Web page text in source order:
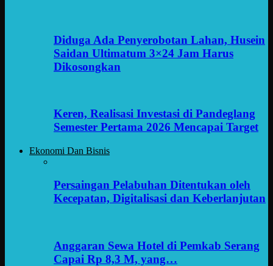
Diduga Ada Penyerobotan Lahan, Husein
Saidan Ultimatum 3×24 Jam Harus
Dikosongkan
Keren, Realisasi Investasi di Pandeglang
Semester Pertama 2026 Mencapai Target
Ekonomi Dan Bisnis
Persaingan Pelabuhan Ditentukan oleh
Kecepatan, Digitalisasi dan Keberlanjutan
Anggaran Sewa Hotel di Pemkab Serang
Capai Rp 8,3 M, yang…